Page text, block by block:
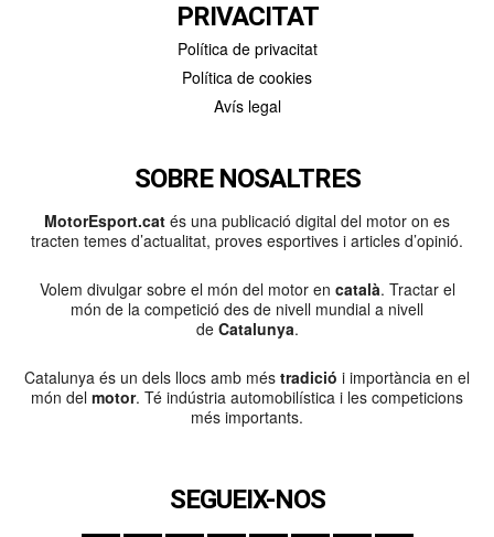
PRIVACITAT
Política de privacitat
Política de cookies
Avís legal
SOBRE NOSALTRES
MotorEsport.cat és una publicació digital del motor on es
tracten temes d’actualitat, proves esportives i articles d’opinió.
Volem divulgar sobre el món del motor en català. Tractar el
món de la competició des de nivell mundial a nivell
de Catalunya.
Catalunya és un dels llocs amb més tradició i importància en el
món del motor. Té indústria automobilística i les competicions
més importants.
SEGUEIX-NOS